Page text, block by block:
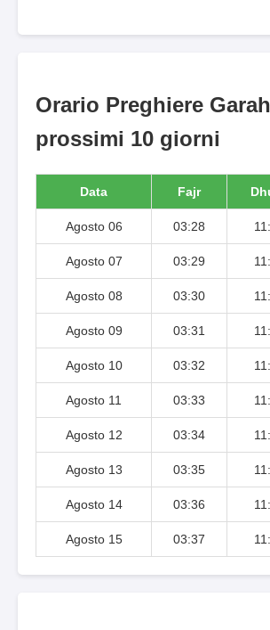
Orario Preghiere
prossimi 10 giorni
Data Fajr
Agosto 06 03:28
Agosto 07 03:29
Agosto 08 03:30
Agosto 09 03:31
Agosto 10 03:32
Agosto 11 03:33
Agosto 12 03:34
Agosto 13 03:35
Agosto 14 03:36
Agosto 15 03:37